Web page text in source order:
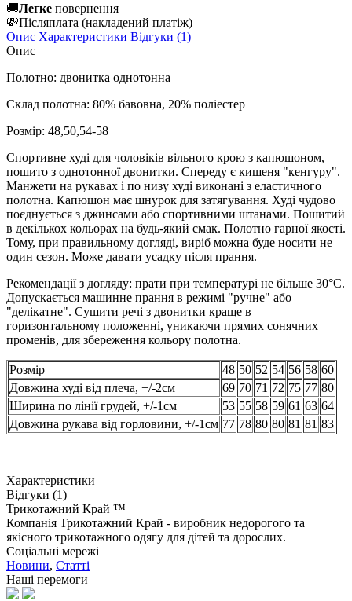
🚚Легке повернення
💸Післяплата (накладений платіж)
Опис Характеристики Відгуки (1)
Опис
Полотно: двонитка однотонна
Склад полотна: 80% бавовна, 20% поліестер
Розмір: 48,50,54-58
Спортивне худі для чоловіків вільного крою з капюшоном,
пошито з однотонної двонитки. Спереду є кишеня "кенгуру".
Манжети на рукавах і по низу худі виконані з еластичного
полотна. Капюшон має шнурок для затягування. Худі чудово
поєднується з джинсами або спортивними штанами. Пошитий
в декількох кольорах на будь-який смак. Полотно гарної якості.
Тому, при правильному догляді, виріб можна буде носити не
один сезон. Може давати усадку після прання.
Рекомендації з догляду: прати при температурі не більше 30°C.
Допускається машинне прання в режимі "ручне" або
"делікатне". Сушити речі з двонитки краще в
горизонтальному положенні, уникаючи прямих сонячних
променів, для збереження кольору полотна.
Розмір 48 50 52 54 56 58 60
Довжина худі від плеча, +/-2см
69 70 71 72 75 77 80
Ширина по лінії грудей, +/-1см
53 55 58 59 61 63 64
Довжина рукава від горловини, +/-1см 77 78 80 80 81 81 83
Характеристики
Відгуки (1)
Трикотажний Край ™
Компанія Трикотажний Край - виробник недорогого та
якісного трикотажного одягу для дітей та дорослих.
Соціальні мережі
Новини, Статті
Наші перемоги